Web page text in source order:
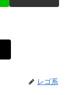
レゴ系